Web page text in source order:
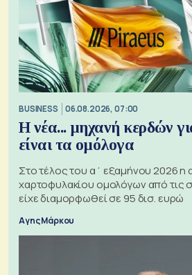
BUSINESS 06.08.2026, 07:00
Η νέα... μηχανή κερδών
είναι τα ομόλογα
Στο τέλος του α΄ εξαμήνου 2026 η
χαρτοφυλακίου ομολόγων από τις
είχε διαμορφωθεί σε 95 δισ. ευρώ
Αγης Μάρκου